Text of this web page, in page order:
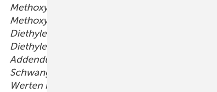
Methoxyethanol, 2-Methoxyethylacetat,
Methoxyessigsäure,
Diethylenglykoldimethylether,
Diethylenglykolmonomethylether –
Addendum: Evaluierung einer
Schwangerschaftsgruppe zu den BAT-
Werten mit dem Parameter